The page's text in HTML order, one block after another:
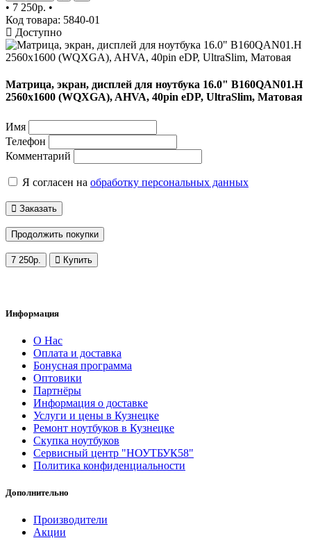
• 7 250р. •
Код товара: 5840-01
Доступно
Матрица, экран, дисплей для ноутбука 16.0" B160QAN01.H
2560x1600 (WQXGA), AHVA, 40pin eDP, UltraSlim, Матовая
Имя
Телефон
Комментарий
Я согласен на обработку персональных данных
Заказать
Продолжить покупки
7 250р. Купить
Информация
О Нас
Оплата и доставка
Бонусная программа
Оптовики
Партнёры
Информация о доставке
Услуги и цены в Кузнецке
Ремонт ноутбуков в Кузнецке
Скупка ноутбуков
Сервисный центр "НОУТБУК58"
Политика конфиденциальности
Дополнительно
Производители
Акции